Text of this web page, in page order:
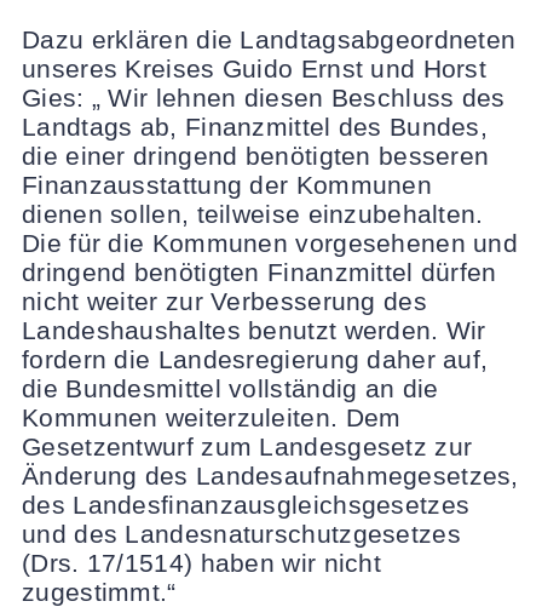
Dazu erklären die Landtagsabgeordneten
unseres Kreises Guido Ernst und Horst
Gies: „ Wir lehnen diesen Beschluss des
Landtags ab, Finanzmittel des Bundes,
die einer dringend benötigten besseren
Finanzausstattung der Kommunen
dienen sollen, teilweise einzubehalten.
Die für die Kommunen vorgesehenen und
dringend benötigten Finanzmittel dürfen
nicht weiter zur Verbesserung des
Landeshaushaltes benutzt werden. Wir
fordern die Landesregierung daher auf,
die Bundesmittel vollständig an die
Kommunen weiterzuleiten. Dem
Gesetzentwurf zum Landesgesetz zur
Änderung des Landesaufnahmegesetzes,
des Landesfinanzausgleichsgesetzes
und des Landesnaturschutzgesetzes
(Drs. 17/1514) haben wir nicht
zugestimmt.“